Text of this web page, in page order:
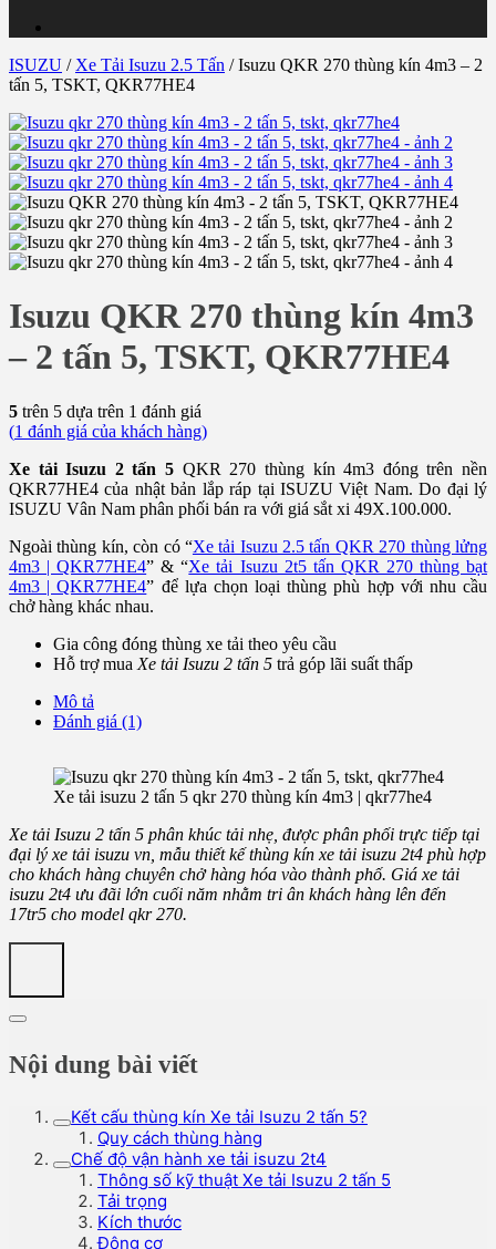
ISUZU / Xe Tải Isuzu 2.5 Tấn /Isuzu QKR 270 thùng kín 4m3 – 2
tấn 5, TSKT, QKR77HE4
Isuzu QKR 270 thùng kín 4m3
– 2 tấn 5, TSKT, QKR77HE4
5 trên 5 dựa trên 1 đánh giá
(1 đánh giá của khách hàng)
Xe tải Isuzu 2 tấn 5 QKR 270 thùng kín 4m3 đóng trên nền
QKR77HE4 của nhật bản lắp ráp tại ISUZU Việt Nam. Do đại lý
ISUZU Vân Nam phân phối bán ra với giá sắt xi 49X.100.000.
Ngoài thùng kín, còn có “Xe tải Isuzu 2.5 tấn QKR 270 thùng lửng
4m3 | QKR77HE4” & “Xe tải Isuzu 2t5 tấn QKR 270 thùng bạt
4m3 | QKR77HE4” để lựa chọn loại thùng phù hợp với nhu cầu
chở hàng khác nhau.
Gia công đóng thùng xe tải theo yêu cầu
Hỗ trợ mua Xe tải Isuzu 2 tấn 5 trả góp lãi suất thấp
Mô tả
Đánh giá (1)
Xe tải isuzu 2 tấn 5 qkr 270 thùng kín 4m3 | qkr77he4
Xe tải Isuzu 2 tấn 5 phân khúc tải nhẹ, được phân phối trực tiếp tại
đại lý xe tải isuzu vn, mẫu thiết kế thùng kín xe tải isuzu 2t4 phù hợp
cho khách hàng chuyên chở hàng hóa vào thành phố. Giá xe tải
isuzu 2t4 ưu đãi lớn cuối năm nhằm tri ân khách hàng lên đến
17tr5 cho model qkr 270.
Nội dung bài viết
Kết cấu thùng kín Xe tải Isuzu 2 tấn 5?
Quy cách thùng hàng
Chế độ vận hành xe tải isuzu 2t4
Thông số kỹ thuật Xe tải Isuzu 2 tấn 5
Tải trọng
Kích thước
Động cơ